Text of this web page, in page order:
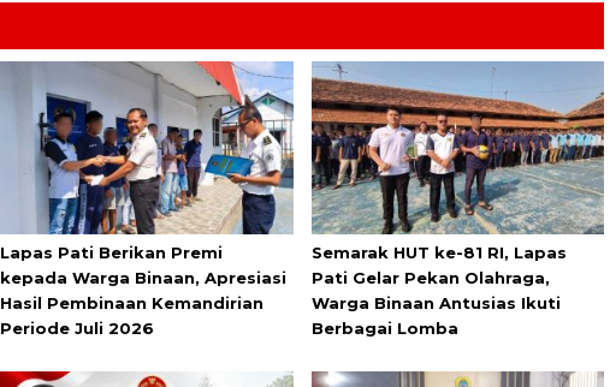
Lapas Pati Berikan Premi
kepada Warga Binaan, Apresiasi
Hasil Pembinaan Kemandirian
Periode Juli 2026
Semarak HUT ke-81 RI, Lapas
Pati Gelar Pekan Olahraga,
Warga Binaan Antusias Ikuti
Berbagai Lomba